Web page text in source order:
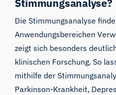
Stimmungsanalyse?
Die Stimmungsanalyse
Anwendungsbereichen
zeigt sich besonders
klinischen Forschung. So
mithilfe der
Parkinson-Krankheit,